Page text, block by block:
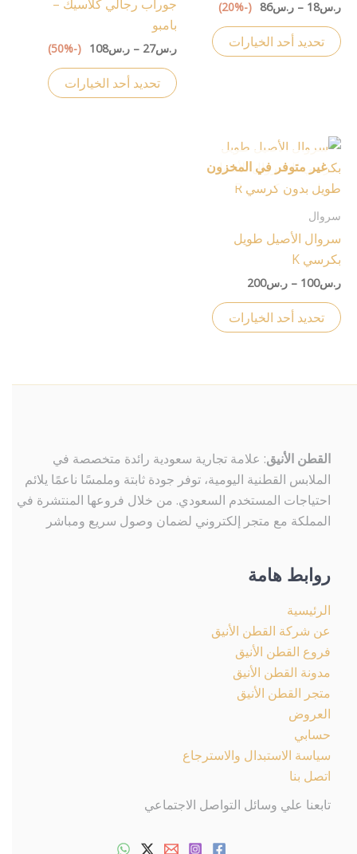
ر.س18
– ر.س86
(-20%)
تحديد أحد الخيارات
يمكن
الخيارات
جوراب رجالي كلاسيك –
بامبو
ر.س27
–ر.س108
(-50%)
تحديد أحد الخيارات
الخيارات
غير متوفر في المخزون
سروال
سروال الأصيل طويل
بكرسي K
ر.س100
– ر.س200
نطاق
من
تحديد أحد الخيارات
العديد
اختيار
القطن الأنيق: علامة تجارية سعودية رائدة متخصصة في
الملابس القطنية اليومية، توفر جودة ثابتة وملمسًا ناعمًا يلائم
احتياجات المستخدم السعودي. من خلال فروعها المنتشرة في
المملكة مع متجر إلكتروني لضمان وصول سريع ومباشر
روابط هامة
الرئيسية
عن شركة القطن الأنيق
فروع القطن الأنيق
مدونة القطن الأنيق
متجر القطن الأنيق
العروض
حسابي
سياسة الاستبدال والاسترجاع
اتصل بنا
تابعنا علي وسائل التواصل الاجتماعي